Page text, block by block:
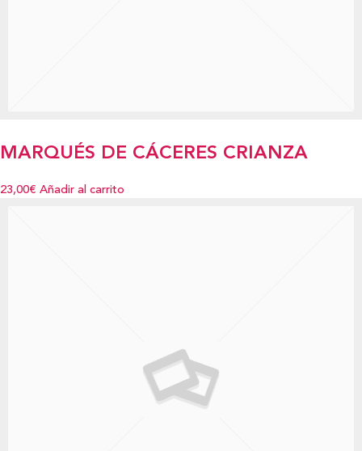
MARQUÉS DE CÁCERES CRIANZA
23,00€ Añadir al carrito